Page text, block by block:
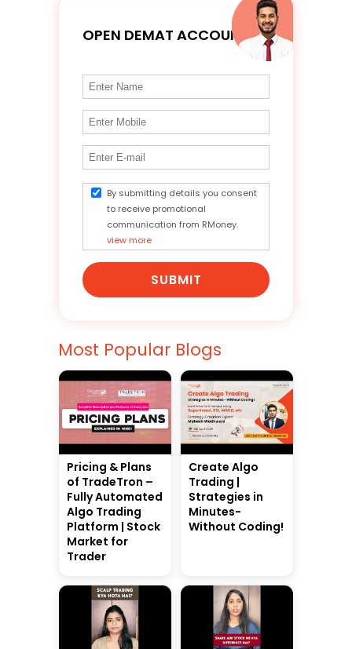
OPEN DEMAT ACCOUNT
By submitting details you consent
to receive promotional
communication from RMoney.
view more
SUBMIT
Most Popular Blogs
Pricing & Plans
of TradeTron –
Fully Automated
Algo Trading
Platform | Stock
Market for
Trader
Create Algo
Trading |
Strategies in
Minutes-
Without Coding!